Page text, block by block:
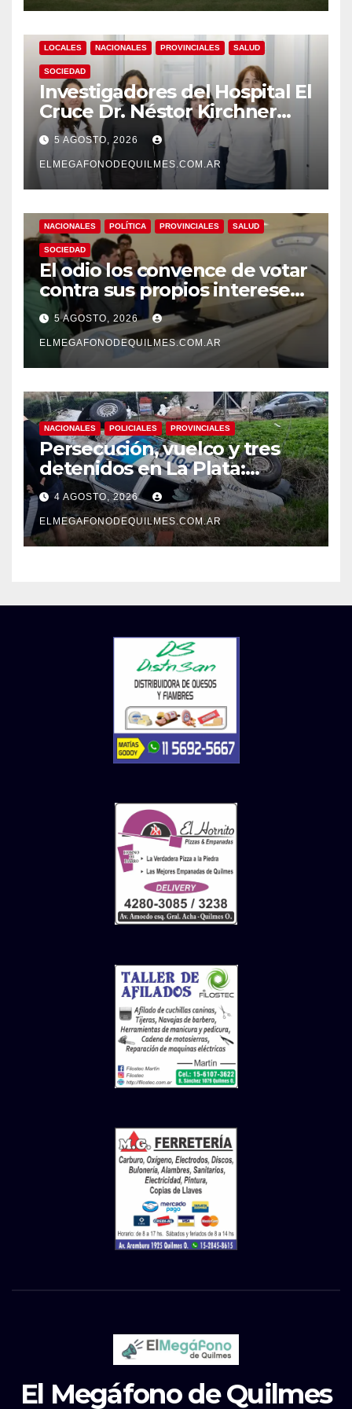
LOCALES NACIONALES PROVINCIALES SALUD
SOCIEDAD
Investigadores del Hospital El
Cruce Dr. Néstor Kirchner
desarrollan un estudio
pionero sobre el
envejecimiento cerebral y las
demencias
5 AGOSTO, 2026
ELMEGAFONODEQUILMES.COM.AR
NACIONALES POLÍTICA PROVINCIALES SALUD
SOCIEDAD
El odio los convence de votar
contra sus propios intereses.
Una Sociedad atrapada en la
grieta
5 AGOSTO, 2026
ELMEGAFONODEQUILMES.COM.AR
NACIONALES POLICIALES PROVINCIALES
Persecución, vuelco y tres
detenidos en La Plata:
recuperaron motos robadas
tras un operativo policial
4 AGOSTO, 2026
ELMEGAFONODEQUILMES.COM.AR
El Megáfono de Quilmes